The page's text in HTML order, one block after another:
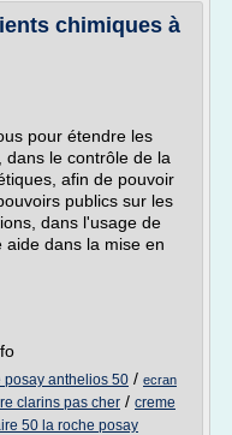
chimiques à
pour étendre les
dans le contrôle de la
afin de pouvoir
publics sur les
dans l'usage de
dans la mise en
posay anthelios 50 / ecran
clarins pas cher / creme
50 la roche posay